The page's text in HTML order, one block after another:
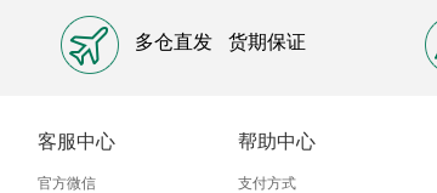
多仓直发 货期保证
客服中心
官方微信
帮助中心
支付方式